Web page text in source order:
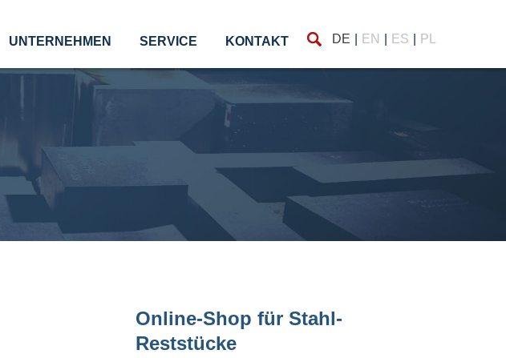
UNTERNEHMEN SERVICE KONTAKT DE EN ES PL
Online-Shop für Stahl-
Reststücke